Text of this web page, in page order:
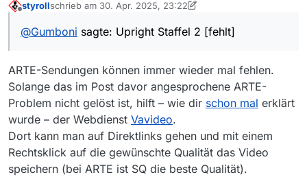
Arte
alle Folgen (8)
https://www.arte.tv/de/videos/117698-009-A/upright-
staffel-2-1-8/
styrollschrieb am 30. Apr. 2025, 23:22
zuletzt editiert von styroll5. Jan. 2025, 01:25
@Gumboni sagte: Upright Staffel 2 [fehlt]
ARTE-Sendungen können immer wieder mal fehlen.
Solange das im Post davor angesprochene ARTE-
Problem nicht gelöst ist, hilft – wie dir schon mal erklärt
wurde – der Webdienst Vavideo.
Dort kann man auf Direktlinks gehen und mit einem
Rechtsklick auf die gewünschte Qualität das Video
speichern (bei ARTE ist SQ die beste Qualität).